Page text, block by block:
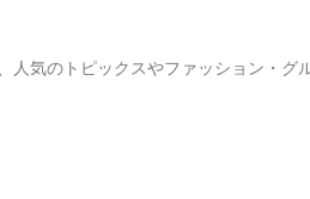
気のトピックスやファッション・グ